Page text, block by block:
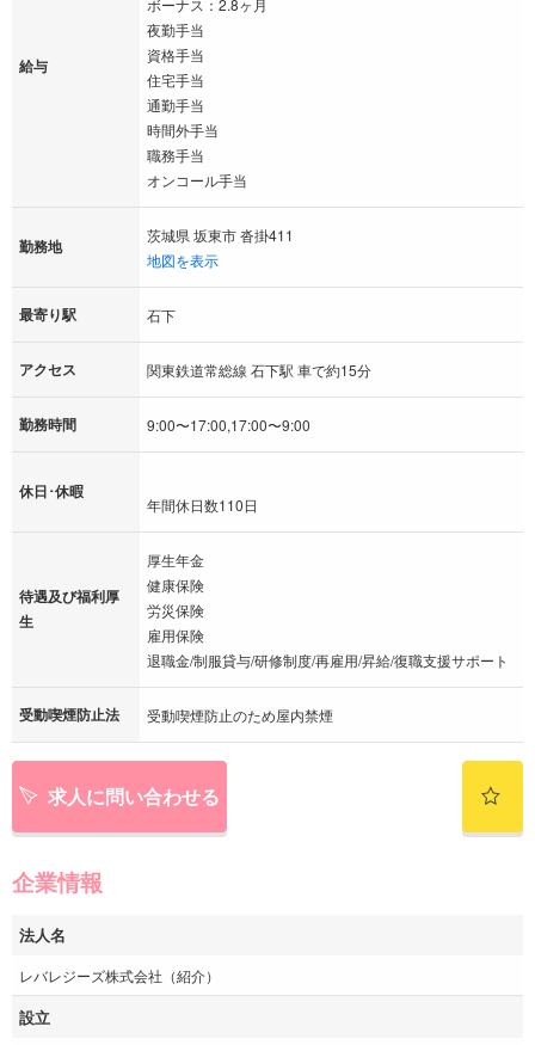
給与
夜勤手当
資格手当
住宅手当
通勤手当
時間外手当
職務手当
オンコール手当
勤務地
茨城県 坂東市 沓掛411
地図を表示
最寄り駅 石下
アクセス 関東鉄道常総線 石下駅 車で約15分
勤務時間 9:00〜17:00,17:00〜9:00
休日･休暇
年間休日数110日
待遇及び福利厚
生
厚生年金
健康保険
労災保険
雇用保険
退職金/制服貸与/研修制度/再雇用/昇給/復職支援サポート
受動喫煙防止法 受動喫煙防止のため屋内禁煙
求人に問い合わせる
企業情報
法人名
レバレジーズ株式会社（紹介）
設立